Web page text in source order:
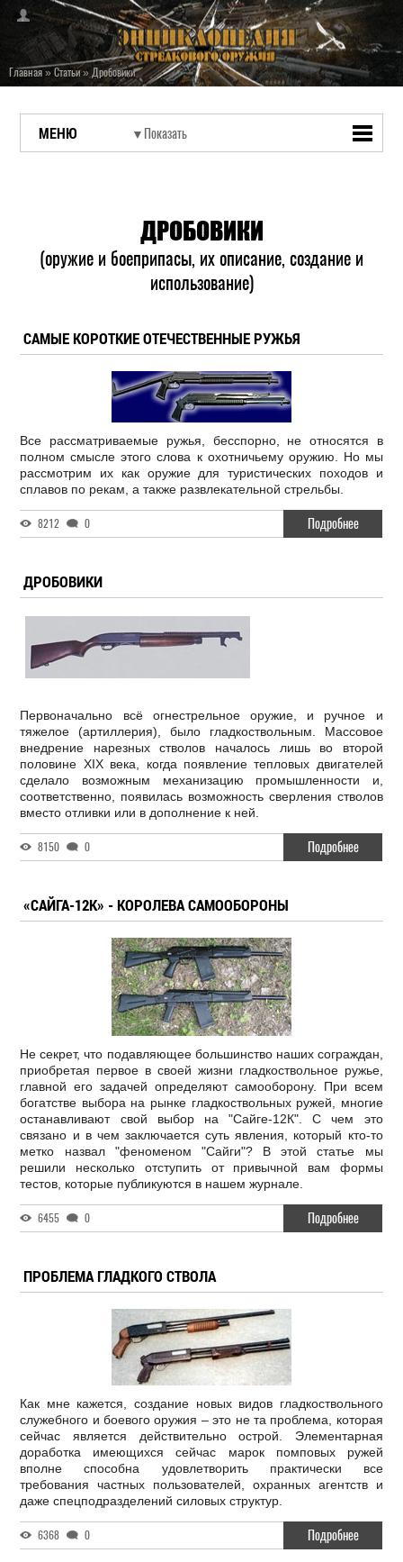
Главная»Статьи» Дробовики
МЕНЮ
ДРОБОВИКИ
(оружие и боеприпасы, их описание, создание и
использование)
САМЫЕ КОРОТКИЕ ОТЕЧЕСТВЕННЫЕ РУЖЬЯ
Все рассматриваемые ружья, бесспорно, не относятся в
полном смысле этого слова к охотничьему оружию. Но мы
рассмотрим их как оружие для туристических походов и
сплавов по рекам, а также развлекательной стрельбы.
8212 0 Подробнее
ДРОБОВИКИ
Первоначально всё огнестрельное оружие, и ручное и
тяжелое (артиллерия), было гладкоствольным. Массовое
внедрение нарезных стволов началось лишь во второй
половине XIX века, когда появление тепловых двигателей
сделало возможным механизацию промышленности и,
соответственно, появилась возможность сверления стволов
вместо отливки или в дополнение к ней.
8150 0 Подробнее
«САЙГА-12К» - КОРОЛЕВА САМООБОРОНЫ
Не секрет, что подавляющее большинство наших сограждан,
приобретая первое в своей жизни гладкоствольное ружье,
главной его задачей определяют самооборону. При всем
богатстве выбора на рынке гладкоствольных ружей, многие
останавливают свой выбор на "Сайге-12К". С чем это
связано и в чем заключается суть явления, который кто-то
метко назвал "феноменом "Сайги"? В этой статье мы
решили несколько отступить от привычной вам формы
тестов, которые публикуются в нашем журнале.
6455 0 Подробнее
ПРОБЛЕМА ГЛАДКОГО СТВОЛА
Как мне кажется, создание новых видов гладкоствольного
служебного и боевого оружия – это не та проблема, которая
сейчас является действительно острой. Элементарная
доработка имеющихся сейчас марок помповых ружей
вполне способна удовлетворить практически все
требования частных пользователей, охранных агентств и
даже спецподразделений силовых структур.
6368 0 Подробнее